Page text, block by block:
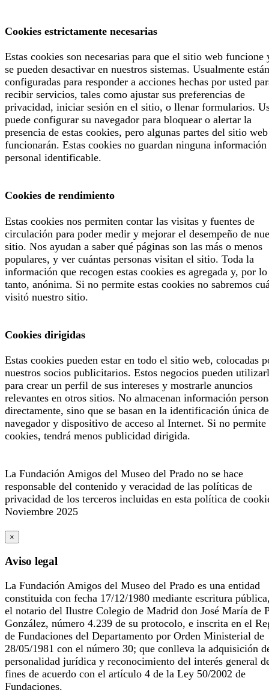
Cookies estrictamente necesarias
Estas cookies son necesarias para que el sitio web funcione
se pueden desactivar en nuestros sistemas. Usualmente están
configuradas para responder a acciones hechas por usted
recibir servicios, tales como ajustar sus preferencias de
privacidad, iniciar sesión en el sitio, o llenar formularios.
puede configurar su navegador para bloquear o alertar la
presencia de estas cookies, pero algunas partes del sitio
funcionarán. Estas cookies no guardan ninguna información
personal identificable.
Cookies de rendimiento
Estas cookies nos permiten contar las visitas y fuentes de
circulación para poder medir y mejorar el desempeño de
sitio. Nos ayudan a saber qué páginas son las más o menos
populares, y ver cuántas personas visitan el sitio. Toda la
información que recogen estas cookies es agregada y, por lo
tanto, anónima. Si no permite estas cookies no sabremos
visitó nuestro sitio.
Cookies dirigidas
Estas cookies pueden estar en todo el sitio web, colocadas
nuestros socios publicitarios. Estos negocios pueden
para crear un perfil de sus intereses y mostrarle anuncios
relevantes en otros sitios. No almacenan información
directamente, sino que se basan en la identificación única
navegador y dispositivo de acceso al Internet. Si no permite
cookies, tendrá menos publicidad dirigida.
La Fundación Amigos del Museo del Prado no se hace
responsable del contenido y veracidad de las políticas de
privacidad de los terceros incluidas en esta política de
Noviembre 2025
×
Aviso legal
La Fundación Amigos del Museo del Prado es una entidad
constituida con fecha 17/12/1980 mediante escritura
el notario del Ilustre Colegio de Madrid don José María de
González, número 4.239 de su protocolo, e inscrita en el
de Fundaciones del Departamento por Orden Ministerial de
28/05/1981 con el número 30; que conlleva la adquisición
personalidad jurídica y reconocimiento del interés general
fines de acuerdo con el artículo 4 de la Ley 50/2002 de
Fundaciones.